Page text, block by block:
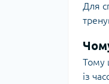
Для
Тому
із